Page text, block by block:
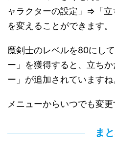
ャラクターの設定」⇒「立
を変えることができます。
魔剣士のレベルを80にし
ー」を獲得すると、立ち
ー」が追加されていますね
メニューからいつでも変更
ま